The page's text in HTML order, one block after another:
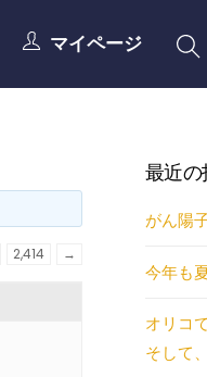
マイページ
2,414 →
最近
がん陽
今年も
オリコ
そして